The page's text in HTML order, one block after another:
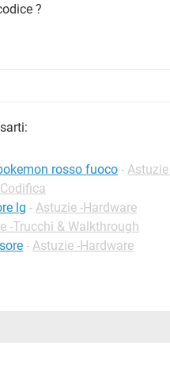
?
rosso fuoco -
lg - Astuzie -Hardware
-Trucchi & Walkthrough
- Astuzie -Hardware